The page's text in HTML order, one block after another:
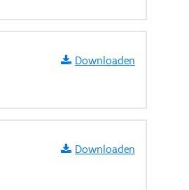
Downloaden
Downloaden